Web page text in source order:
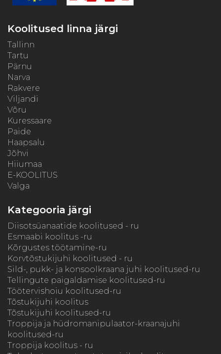
Koolitused linna järgi
Tallinn
Tartu
Pärnu
Narva
Rakvere
Viljandi
Võru
Kuressaare
Paide
Haapsalu
Jõhvi
Hiiumaa
E-KOOLITUS
Valga
Kategooria järgi
Diisotsüanaatide koolitused - ru
Esmaabi koolitus -ru
Kõrgustes töötamine-ru
Korvtõstukijuhi koolitused - ru
Sild-, pukk- ja konsoolkraana juhi koolitused-ru
Tellingute paigaldamise koolitused-ru
Töötervishoiu koolitused-ru
Tõstukijuhi koolitus
Tõstukijuhi koolitused-ru
Troppija ja hüdromanipulaator-kraanajuhi
koolitused-ru
Troppija koolitus - ru